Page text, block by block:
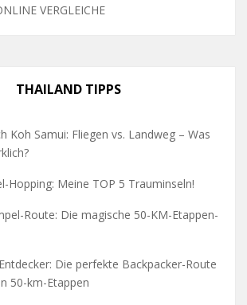
VERGLEICHE
THAILAND TIPPS
Koh Samui: Fliegen vs. Landweg – Was
Hopping: Meine TOP 5 Trauminseln!
Route: Die magische 50-KM-Etappen-
Die perfekte Backpacker-Route
50-km-Etappen